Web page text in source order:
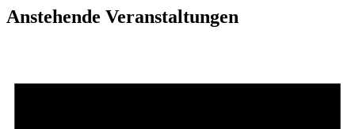
Anstehende Veranstaltungen